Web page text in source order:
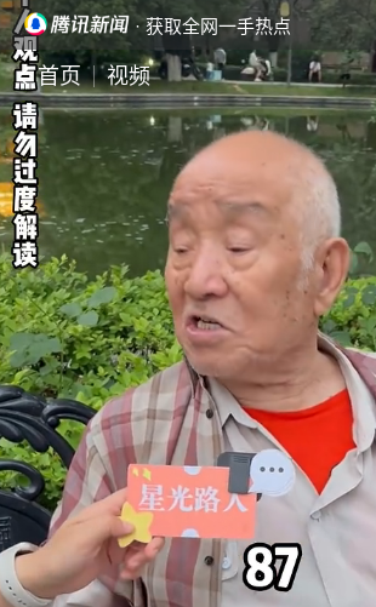
· 获取全网一手热点
首页 视频